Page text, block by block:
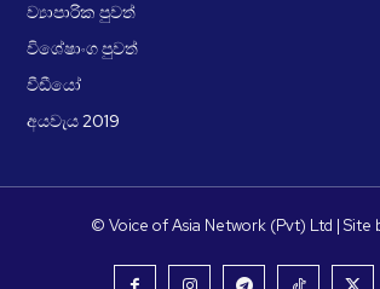
ව්‍යාපාරික පුවත්
විශේෂාංග පුවත්
වීඩීයෝ
අයවැය 2019
© Voice of Asia Network (Pvt) Ltd | Site